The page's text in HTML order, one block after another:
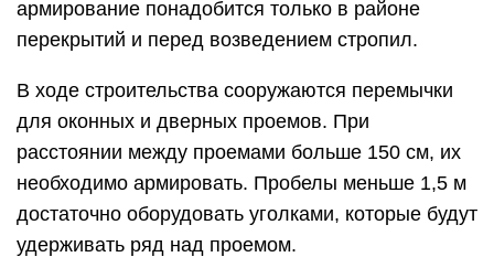
армирование понадобится только в районе
перекрытий и перед возведением стропил.
В ходе строительства сооружаются перемычки
для оконных и дверных проемов. При
расстоянии между проемами больше 150 см, их
необходимо армировать. Пробелы меньше 1,5 м
достаточно оборудовать уголками, которые будут
удерживать ряд над проемом.